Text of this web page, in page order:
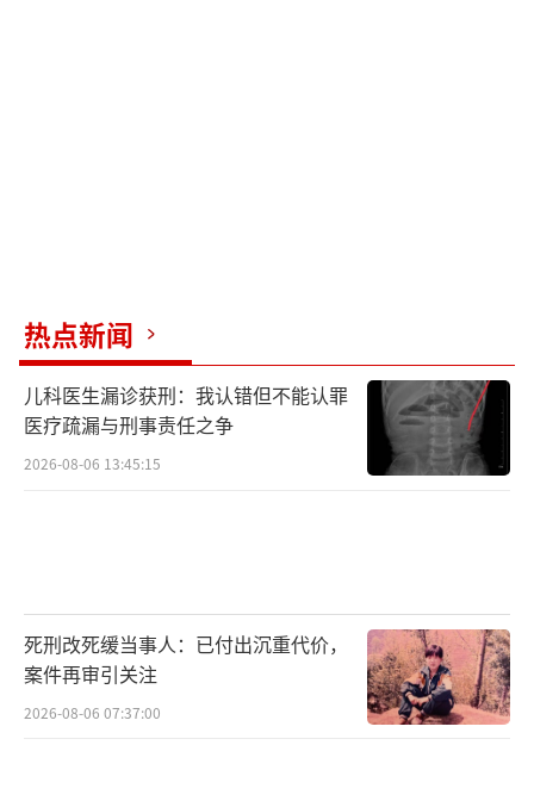
若天地不容，我便扭转这乾坤！
02
以前我一直在躲、在藏，
03
因为我们太年轻，
热点新闻
儿科医生漏诊获刑：我认错但不能认罪
医疗疏漏与刑事责任之争
2026-08-06 13:45:15
死刑改死缓当事人：已付出沉重代价，
案件再审引关注
2026-08-06 07:37:00